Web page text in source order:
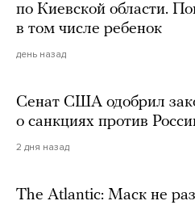
по Киевской области.
в том числе ребенок
день назад
Сенат США одобрил
о санкциях против
2 дня назад
The Atlantic: Маск не